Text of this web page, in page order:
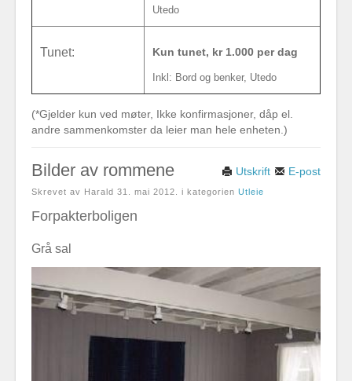
Utedo
Tunet: Kun tunet, kr 1.000 per dag
Inkl: Bord og benker, Utedo
(*Gjelder kun ved møter, Ikke konfirmasjoner, dåp el.
andre sammenkomster da leier man hele enheten.)
E-post
Utskrift
Bilder av rommene
Skrevet av Harald 31. mai 2012 . i kategorien Utleie
Forpakterboligen
Grå sal